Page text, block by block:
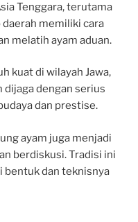
Tenggara, terutama
daerah memiliki cara
melatih ayam aduan.
kuat di wilayah Jawa,
dijaga dengan serius
dan prestise.
ayam juga menjadi
berdiskusi. Tradisi ini
dan teknisnya